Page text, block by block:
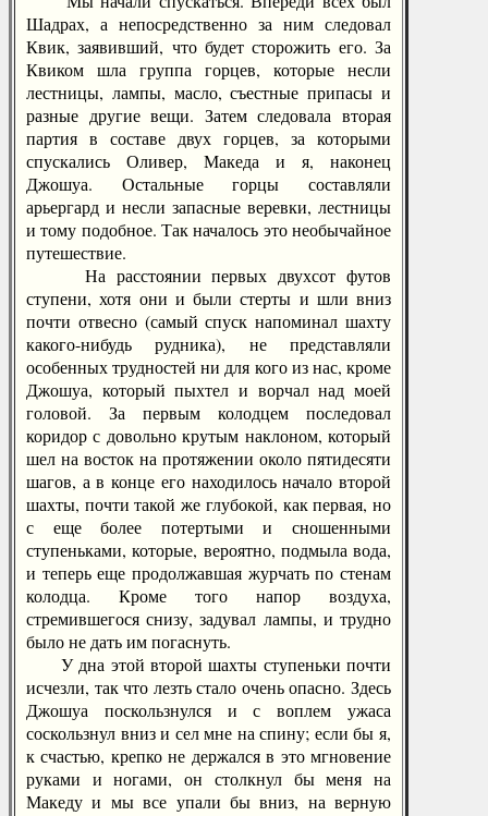
Шадрах, а непосредственно за ним следовал
Квик, заявивший, что будет сторожить его. За
Квиком шла группа горцев, которые несли
лестницы, лампы, масло, съестные припасы и
разные другие вещи. Затем следовала вторая
партия в составе двух горцев, за которыми
спускались Оливер, Македа и я, наконец
Джошуа. Остальные горцы составляли
арьергард и несли запасные веревки, лестницы
и тому подобное. Так началось это необычайное
путешествие.
На расстоянии первых двухсот футов
ступени, хотя они и были стерты и шли вниз
почти отвесно (самый спуск напоминал шахту
какого-нибудь рудника), не представляли
особенных трудностей ни для кого из нас, кроме
Джошуа, который пыхтел и ворчал над моей
головой. За первым колодцем последовал
коридор с довольно крутым наклоном, который
шел на восток на протяжении около пятидесяти
шагов, а в конце его находилось начало второй
шахты, почти такой же глубокой, как первая, но
с еще более потертыми и сношенными
ступеньками, которые, вероятно, подмыла вода,
и теперь еще продолжавшая журчать по стенам
колодца. Кроме того напор воздуха,
стремившегося снизу, задувал лампы, и трудно
было не дать им погаснуть.
У дна этой второй шахты ступеньки почти
исчезли, так что лезть стало очень опасно. Здесь
Джошуа поскользнулся и с воплем ужаса
соскользнул вниз и сел мне на спину; если бы я,
к счастью, крепко не держался в это мгновение
руками и ногами, он столкнул бы меня на
Македу и мы все упали бы вниз, на верную